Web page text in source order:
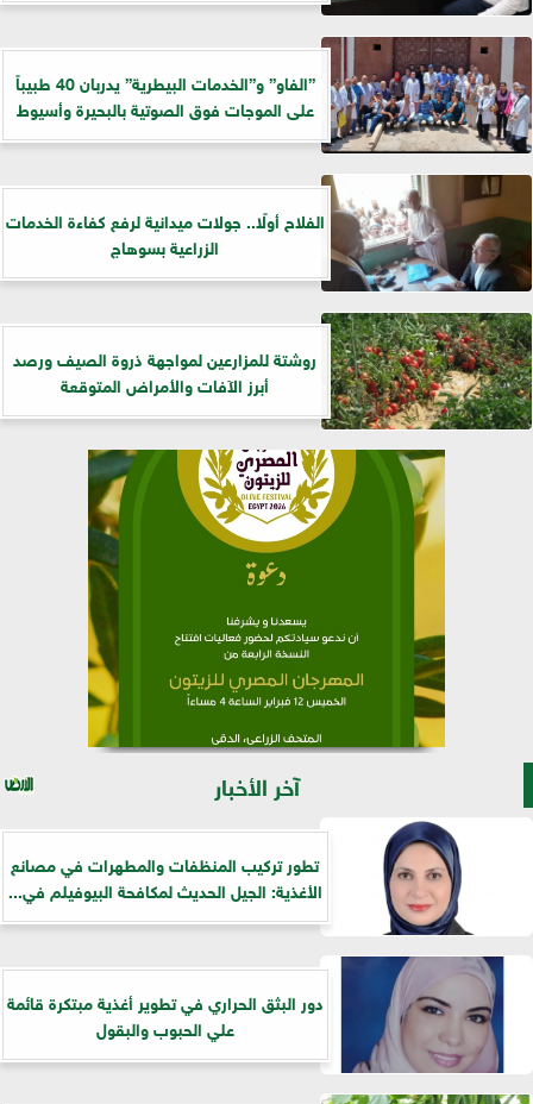
”الفاو” و”الخدمات البيطرية” يدربان 40 طبيباً
على الموجات فوق الصوتية بالبحيرة وأسيوط
الفلاح أولًا.. جولات ميدانية لرفع كفاءة الخدمات
الزراعية بسوهاج
روشتة للمزارعين لمواجهة ذروة الصيف ورصد
أبرز الآفات والأمراض المتوقعة
آخر الأخبار
تطور تركيب المنظفات والمطهرات في مصانع
الأغذية: الجيل الحديث لمكافحة البيوفيلم في...
دور البثق الحراري في تطوير أغذية مبتكرة قائمة
علي الحبوب والبقول